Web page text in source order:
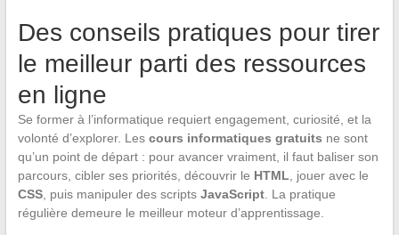
Des conseils pratiques pour tirer
le meilleur parti des ressources
en ligne
Se former à l’informatique requiert engagement, curiosité, et la
volonté d’explorer. Les cours informatiques gratuits ne sont
qu’un point de départ : pour avancer vraiment, il faut baliser son
parcours, cibler ses priorités, découvrir le HTML , jouer avec le
CSS, puis manipuler des scripts JavaScript. La pratique
régulière demeure le meilleur moteur d’apprentissage.